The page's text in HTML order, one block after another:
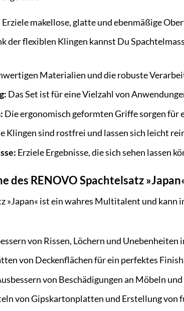
Erziele makellose, glatte und ebenmäßige
der flexiblen Klingen kannst Du
Materialien und die robuste
Das Set ist für eine Vielzahl von
Die ergonomisch geformten Griffe sorgen
Klingen sind rostfrei und lassen sich leicht
Erziele Ergebnisse, die sich sehen lassen
des RENOVO Spachtelsatz
»Japan« ist ein wahres Multitalent und
von Rissen, Löchern und Unebenheiten
von Deckenflächen für ein perfektes
von Beschädigungen an Möbeln
von Gipskartonplatten und Erstellung von